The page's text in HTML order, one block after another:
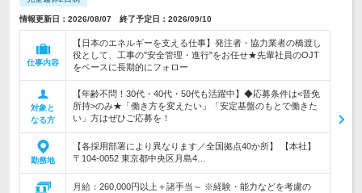
情報更新日：2026/08/07 終了予定日：2026/09/10
仕事内容
【日本のエネルギーを支える仕事】発注者・協力業者の橋渡し
役として、工事の"安全管理・進行"をお任せ★先輩社員のOJT
をベースに長期的にフォロー
対象と
なる方
【年齢不問！30代・40代・50代も活躍中】◆応募条件は<普免
所持>のみ★「働き方を変えたい」「安定基盤のもとで働きた
い」方はぜひご応募を！
勤務地
【各採用部署により異なります／全国拠点40か所】 【本社】
〒104-0052 東京都中央区月島4…
月給：260,000円以上＋諸手当～ ※経験・能力などを考慮の